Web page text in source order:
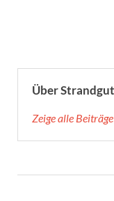
Über
Zeige alle